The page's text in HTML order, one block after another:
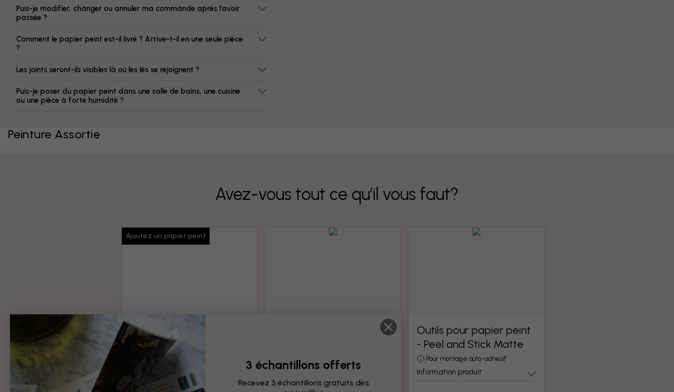
Puis-je modifier, changer ou annuler ma commande après l’avoir
passée ?
Comment le papier peint est-il livré ? Arrive-t-il en une seule pièce
?
Les joints seront-ils visibles là où les lés se rejoignent ?
Puis-je poser du papier peint dans une salle de bains, une cuisine
ou une pièce à forte humidité ?
Peinture Assortie
Avez-vous tout ce qu’il vous faut?
Ajoutez un papier peint
Colle pour papiers
peints
Colle suffisante pour toute votre
Information produit
Outils pour papier peint
Information produit
Outils pour papier peint
- Peel and Stick Matte
Pour montage auto-adhésif
Information produit
3 échantillons offerts
Recevez 3 échantillons gratuits dès